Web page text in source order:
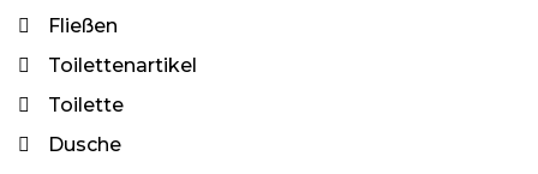
Fließen
Toilettenartikel
Toilette
Dusche